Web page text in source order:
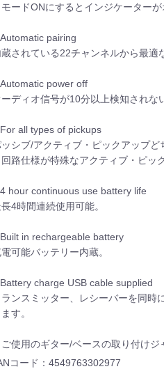
ードONにするとインジケーターが
pairing
蔵されている22チャンネルから最適
power off
ーディオ信号が10分以上検知されな
all types of pickups
シブ/アクティブ・ピックアップど
路仕様が特殊なアクティブ・ピッ
hour continuous use battery life
4時間連続使用可能。
in rechargeable battery
可能バッテリー内蔵。
charge USB cable supplied
ランスミッター、レシーバーを同
す。
使用のギター/ベースの取り付けジ
コード：4549763302977